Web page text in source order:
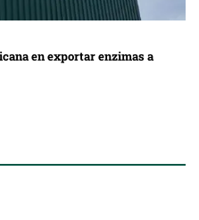
en exportar enzimas a